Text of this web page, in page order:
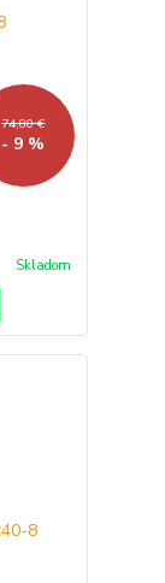
74,80 €
- 9 %
Skladom